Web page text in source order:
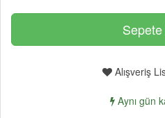
Alışveriş
Aynı gün